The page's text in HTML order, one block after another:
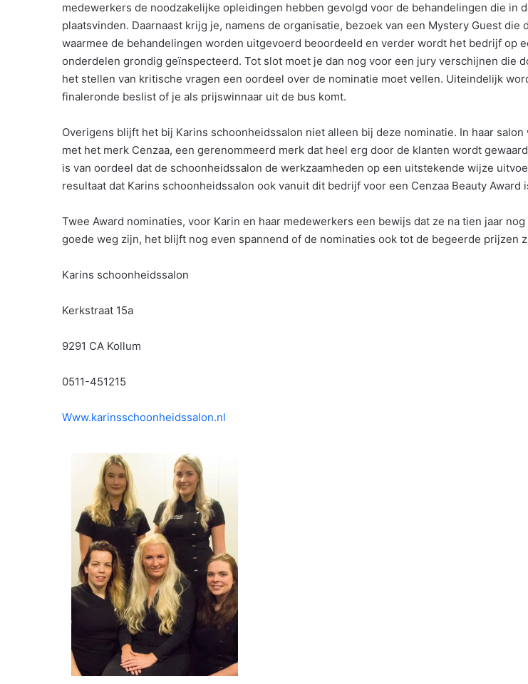
medewerkers de noodzakelijke opleidingen hebben gevolgd voor de behandelingen die in
plaatsvinden. Daarnaast krijg je, namens de organisatie, bezoek van een Mystery Guest die
waarmee de behandelingen worden uitgevoerd beoordeeld en verder wordt het bedrijf op
onderdelen grondig geïnspecteerd. Tot slot moet je dan nog voor een jury verschijnen die
het stellen van kritische vragen een oordeel over de nominatie moet vellen. Uiteindelijk
finaleronde beslist of je als prijswinnaar uit de bus komt.
Overigens blijft het bij Karins schoonheidssalon niet alleen bij deze nominatie. In haar
met het merk Cenzaa, een gerenommeerd merk dat heel erg door de klanten wordt
is van oordeel dat de schoonheidssalon de werkzaamheden op een uitstekende wijze
resultaat dat Karins schoonheidssalon ook vanuit dit bedrijf voor een Cenzaa Beauty Award
Twee Award nominaties, voor Karin en haar medewerkers een bewijs dat ze na tien jaar
goede weg zijn, het blijft nog even spannend of de nominaties ook tot de begeerde prijzen
Karins schoonheidssalon
Kerkstraat 15a
9291 CA Kollum
0511-451215
Www.karinsschoonheidssalon.nl